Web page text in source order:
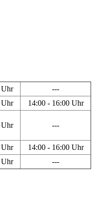
Uhr
---
Uhr 14:00 - 16:00 Uhr
Uhr ---
Uhr
14:00 - 16:00 Uhr
Uhr ---